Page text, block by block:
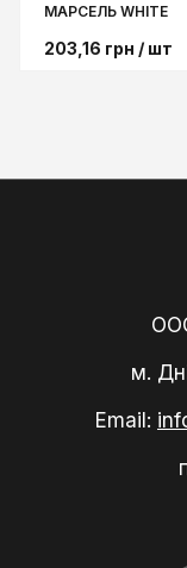
МАРСЕЛЬ WHITE
203,16 грн / шт
м.
Email: